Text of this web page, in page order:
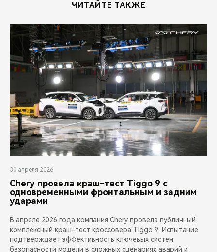
ЧИТАЙТЕ ТАКЖЕ
30 апреля 2026
Chery провела краш-тест Tiggo 9 с
одновременными фронтальным и задним
ударами
В апреле 2026 года компания Chery провела публичный
комплексный краш-тест кроссовера Tiggo 9. Испытание
подтверждает эффективность ключевых систем
безопасности модели в сложных сценариях аварий и